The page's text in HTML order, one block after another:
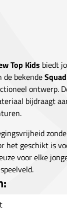
Top Kids biedt
bekende
ontwerp.
bijdraagt
het geschikt is
voor elke